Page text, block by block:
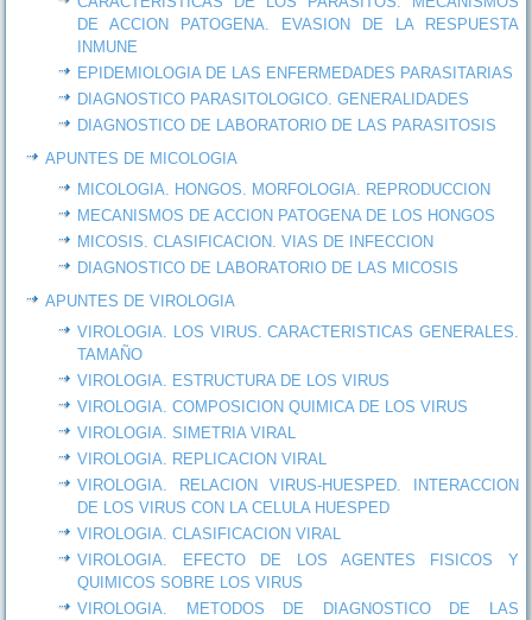
DE ACCION PATOGENA. EVASION DE LA RESPUESTA
INMUNE
EPIDEMIOLOGIA DE LAS ENFERMEDADES PARASITARIAS
DIAGNOSTICO PARASITOLOGICO. GENERALIDADES
DIAGNOSTICO DE LABORATORIO DE LAS PARASITOSIS
APUNTES DE MICOLOGIA
MICOLOGIA. HONGOS. MORFOLOGIA. REPRODUCCION
MECANISMOS DE ACCION PATOGENA DE LOS HONGOS
MICOSIS. CLASIFICACION. VIAS DE INFECCION
DIAGNOSTICO DE LABORATORIO DE LAS MICOSIS
APUNTES DE VIROLOGIA
VIROLOGIA. LOS VIRUS. CARACTERISTICAS GENERALES.
TAMAÑO
VIROLOGIA. ESTRUCTURA DE LOS VIRUS
VIROLOGIA. COMPOSICION QUIMICA DE LOS VIRUS
VIROLOGIA. SIMETRIA VIRAL
VIROLOGIA. REPLICACION VIRAL
VIROLOGIA. RELACION VIRUS-HUESPED. INTERACCION
DE LOS VIRUS CON LA CELULA HUESPED
VIROLOGIA. CLASIFICACION VIRAL
VIROLOGIA. EFECTO DE LOS AGENTES FISICOS Y
QUIMICOS SOBRE LOS VIRUS
VIROLOGIA. METODOS DE DIAGNOSTICO DE LAS